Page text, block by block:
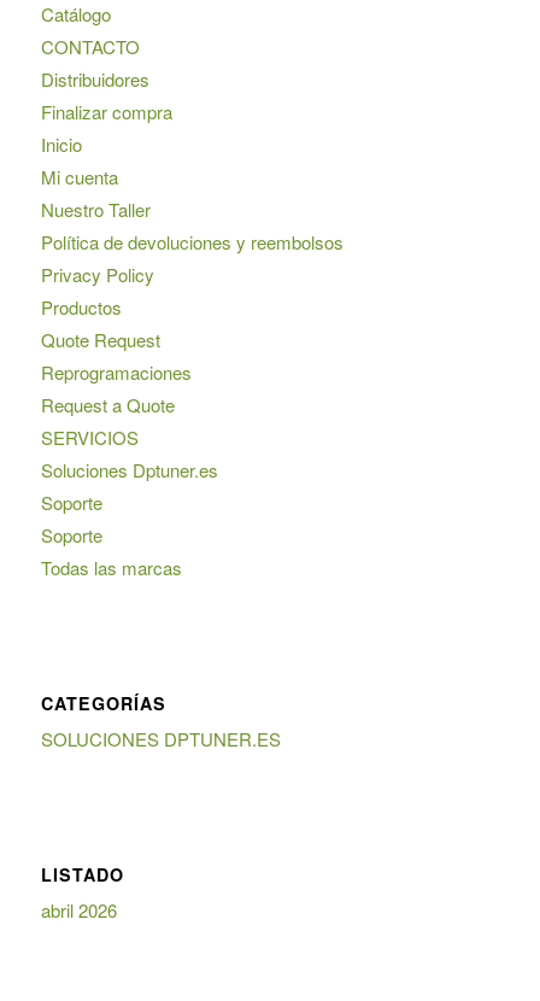
Catálogo
CONTACTO
Distribuidores
Finalizar compra
Inicio
Mi cuenta
Nuestro Taller
Política de devoluciones y reembolsos
Privacy Policy
Productos
Quote Request
Reprogramaciones
Request a Quote
SERVICIOS
Soluciones Dptuner.es
Soporte
Soporte
Todas las marcas
CATEGORÍAS
SOLUCIONES DPTUNER.ES
LISTADO
abril 2026